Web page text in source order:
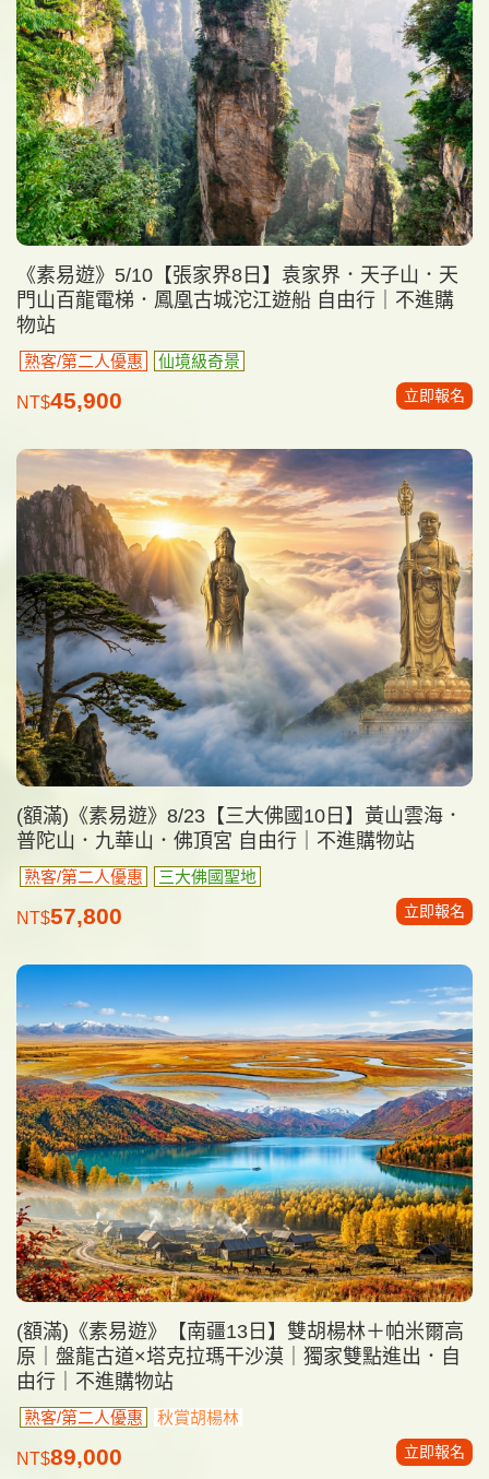
《素易遊》5/10【張家界8日】袁家界．天子山．天
門山百龍電梯．鳳凰古城沱江遊船 自由行｜不進購
物站
熟客/第二人優惠 仙境級奇景
NT$45,900 立即報名
(額滿)《素易遊》8/23【三大佛國10日】黃山雲海．
普陀山．九華山．佛頂宮 自由行｜不進購物站
熟客/第二人優惠 三大佛國聖地
NT$57,800 立即報名
(額滿)《素易遊》【南疆13日】雙胡楊林＋帕米爾高
原｜盤龍古道×塔克拉瑪干沙漠｜獨家雙點進出．自
由行｜不進購物站
熟客/第二人優惠 秋賞胡楊林
NT$89,000 立即報名